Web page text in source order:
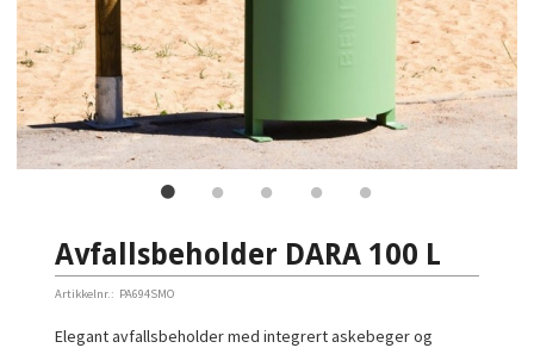
Avfallsbeholder DARA 100 L
Artikkelnr.: PA694SMO
Elegant avfallsbeholder med integrert askebeger og